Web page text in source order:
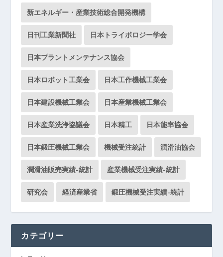
新エネルギー・産業技術総合開発機構
日刊工業新聞社 日本トライボロジー学会
日本プラントメンテナンス協会
日本ロボット工業会 日本工作機械工業会
日本建設機械工業会 日本産業機械工業会
日本産業洗浄協議会 日本精工 日本能率協会
日本鍛圧機械工業会 機械受注統計 潤滑油協会
潤滑油販売実績-統計 産業機械受注実績-統計
研究会 経済産業省 鍛圧機械受注実績-統計
カテゴリー